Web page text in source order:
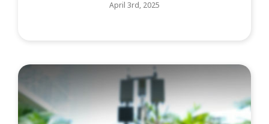
April 3rd, 2025